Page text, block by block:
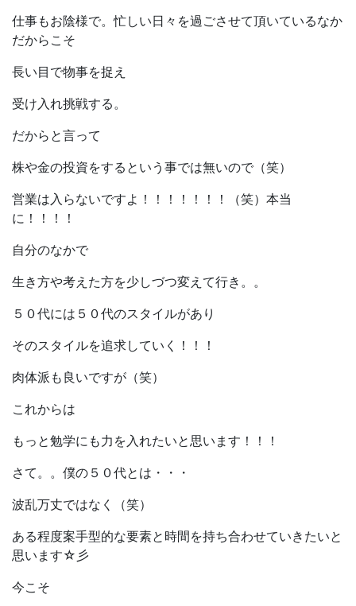
仕事もお陰様で。忙しい日々を過ごさせて頂いているなか
だからこそ
長い目で物事を捉え
受け入れ挑戦する。
だからと言って
株や金の投資をするという事では無いので（笑）
営業は入らないですよ！！！！！！！（笑）本当
に！！！！
自分のなかで
生き方や考えた方を少しづつ変えて行き。。
５０代には５０代のスタイルがあり
そのスタイルを追求していく！！！
肉体派も良いですが（笑）
これからは
もっと勉学にも力を入れたいと思います！！！
さて。。僕の５０代とは・・・
波乱万丈ではなく（笑）
ある程度案手型的な要素と時間を持ち合わせていきたいと
思います☆彡
今こそ